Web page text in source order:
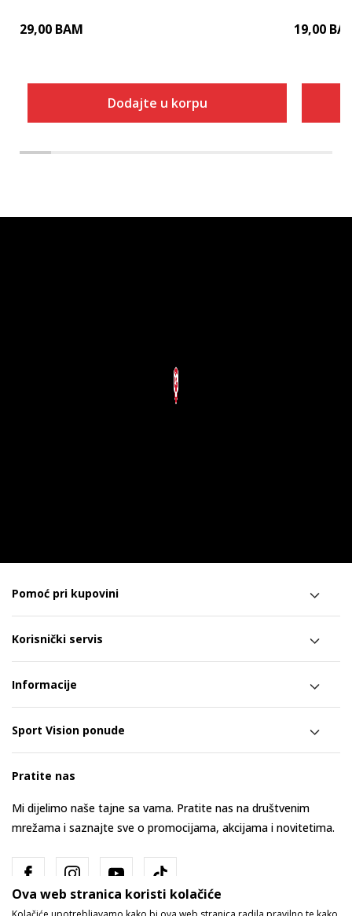
29,00 BAM
Dodajte u korpu
19,00
Pomoć pri kupovini
Korisnički servis
Informacije
Sport Vision ponude
Pratite nas
Mi dijelimo naše tajne sa vama. Pratite nas na društvenim
mrežama i saznajte sve o promocijama, akcijama i novitetima.
Ova web stranica koristi kolačiće